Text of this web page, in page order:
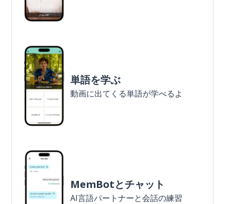
単語を学ぶ
動画に出てくる単語が学べるよ
MemBotとチャット
AI言語パートナーと会話の練習